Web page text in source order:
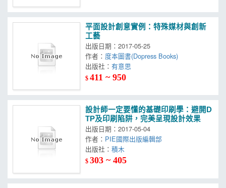
平面設計創意實例：特殊媒材與創新
工藝
出版日期：2017-05-25
作者： 度本圖書(Dopress Books)
出版社：
$411 ~ 950
設計師一定要懂的基礎印刷學：避開D
TP及印刷陷阱，完美呈現設計效果
出版日期：2017-05-04
作者： PIE國際出版編輯部
出版社：
$303 ~ 405